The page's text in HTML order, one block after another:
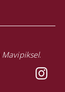
Mavipiksel.